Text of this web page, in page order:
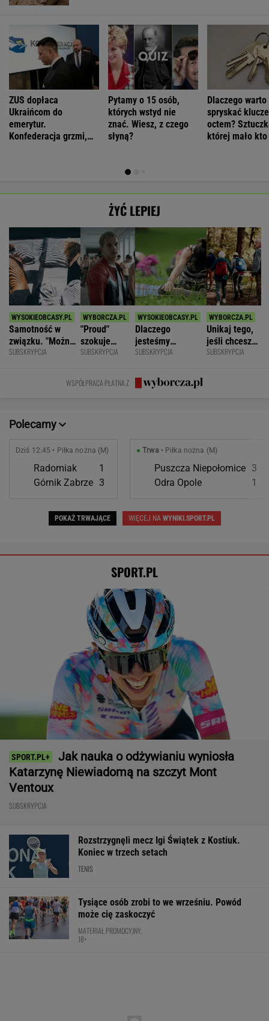
ZUS dopłaca
Ukraińcom do
emerytur.
Konfederacja grzmi,
Pytamy o 15 osób,
których wstyd nie
znać. Wiesz, z czego
słyną?
Dlaczego warto
spryskać klucze
octem?
której mało kto
ŻYĆ LEPIEJ
Samotność w
związku. "Można
być kochaną i
SUBSKRYPCJA
"Proud"
szokuje
odważnymi
Rozmawiamy
z twórcami
SUBSKRYPCJA
Dlaczego
jesteśmy
permanentnie
same grzechy
główne"
SUBSKRYPCJA
Unikaj tego,
jeśli chcesz
znacznie
SUBSKRYPCJA
WSPÓŁPRACA PŁATNA Z
Polecamy
Dziś 12:45 • Piłka nożna (M)
Radomiak
1
Górnik Zabrze 3
●Trwa • Piłka nożna (M)
Puszcza Niepołomice 3
Odra Opole
1
POKAŻ TRWAJĄCE WIĘCEJ NA WYNIKI.SPORT.PL
SPORT.PL
Jak nauka o odżywianiu wyniosła
Katarzynę Niewiadomą na szczyt Mont
Ventoux
SUBSKRYPCJA
Rozstrzygnęli mecz Igi Świątek z Kostiuk.
Koniec w trzech setach
TENIS
Tysiące osób zrobi to we wrześniu. Powód
może cię zaskoczyć
MATERIAŁ PROMOCYJNY,
18+